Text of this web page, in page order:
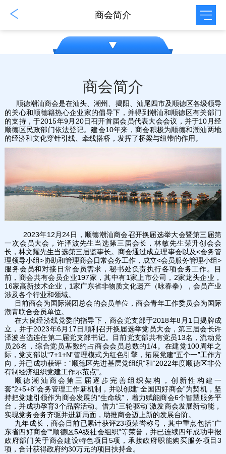
商会简介
会徽诠释
商会简介
顺德潮汕商会是在汕头、潮州、揭阳、汕尾四市及顺德区各级领导
的关心和顺德籍热心企业家的倡导下，并得到潮汕和顺德区有关部门
的支持，于2015年9月20日召开首届会员代表大会会议，并于10月经
顺德区民政部门依法登记。建会10年来，商会积极为顺德和潮汕两地
的经济和文化穿针引线、牵线搭桥，发挥了桥梁与纽带的作用。
2023年12月24日，顺德潮汕商会召开换届选举大会暨第三届第
一次会员大会，许泽波先生当选第三届会长，林敏先生荣升创会会
长，林文耀先生当选第三届监事长。商会通过成立理事会以及<会务管
理领导小组>协助和管理商会日常会务工作，成立<会员服务管理小组>
服务会员和对接日常会员需求，秘书处负责执行各项会务工作。目
前，商会共有会员企业197家，其中有1家上市公司，2家龙头企业，
16家高新技术企业，1家广东省非物质文化遗产（咏春拳），会员产业
涉及各个行业和领域。
目前商会为国际潮团总会的会员单位，商会青年工作委员会为国际
潮青联合会员单位。
在大良经济线党委的指导下，商会党支部于2018年8月1日揭牌成
立，并于2023年6月17日顺利召开换届选举党员大会，第三届会长许
泽波当选连任第二届党支部书记。目前党支部共有党员13名，流动党
员26名，综合党员基数约占商会会员总数的1/4。在建党100周年之
际，党支部以“7+1+N”管理模式为红色引擎，拓展党建“五个一”工作方
向，并已成功获评：“顺德区先进基层党组织”和“2022年度顺德区非公
有制经济组织党建工作示范点”。
顺德潮汕商会第三届逐步完善组织架构，创新性构建一
套“2+5+8”会务管理工作新机制，并以创建“全国四好商会”为契机，坚
持把党建引领作为商会发展的“生命线”，着力赋能商会6个智慧服务平
台，并成功孕育3个品牌活动。借力“三轮驱动”激发商会发展新动能，
实现党务会务齐驱并进新局面，助推商会迈上新的发展台阶。
九年成长，商会目前已累计获评23项荣誉称号，其中重点包括“广
东省四好商会”“顺德区5A级社会组织”等荣誉，并已连续四年成功申报
政府部门关于商会建设特色项目5项，承接政府职能购买服务项目3
项，合计获得政府约30万元的项目扶持金。